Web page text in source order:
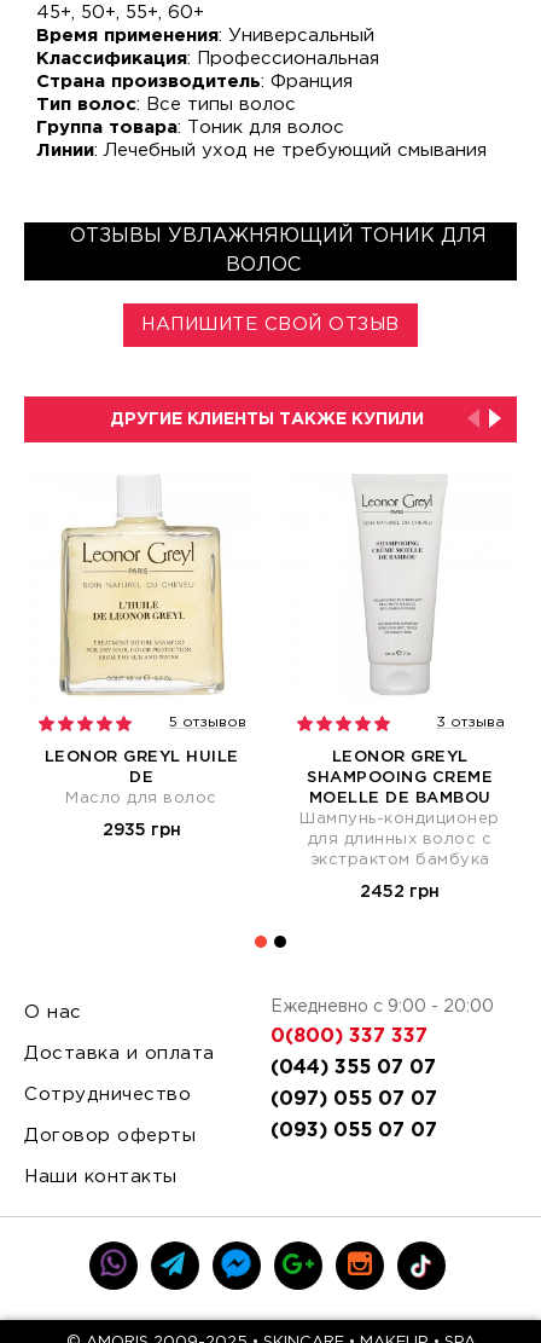
45+, 50+, 55+, 60+
Время применения: Универсальный
Классификация: Профессиональная
Страна производитель: Франция
Тип волос: Все типы волос
Группа товара: Тоник для волос
Линии: Лечебный уход не требующий смывания
ОТЗЫВЫ УВЛАЖНЯЮЩИЙ ТОНИК ДЛЯ
ВОЛОС
НАПИШИТЕ СВОЙ ОТЗЫВ
ДРУГИЕ КЛИЕНТЫ ТАКЖЕ КУПИЛИ
5 отзывов
LEONOR GREYL HUILE
DE
Масло для волос
2935 грн
3 отзыва
LEONOR GREYL
SHAMPOOING CREME
MOELLE DE BAMBOU
Шампунь-кондиционер
для длинных волос с
экстрактом бамбука
2452 грн
О нас
Доставка и оплата
Сотрудничество
Договор оферты
Наши контакты
Ежедневно с 9:00 - 20:00
0(800) 337 337
(044) 355 07 07
(097) 055 07 07
(093) 055 07 07